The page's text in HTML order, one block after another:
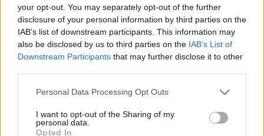
your opt-out. You may separately opt-out of the further
disclosure of your personal information by third parties on the
IAB’s list of downstream participants. This information may
also be disclosed by us to third parties on the IAB’s List of
Downstream Participants that may further disclose it to other
Personal Data Processing Opt Outs
I want to opt-out of the Sharing of my
personal data.
Opted In
Después de la derrota de
Australia, salió como un
cohete
“Posee un talento especial, algo que nosotros, los
interior que lo lleva a querer aprender de cada situación.